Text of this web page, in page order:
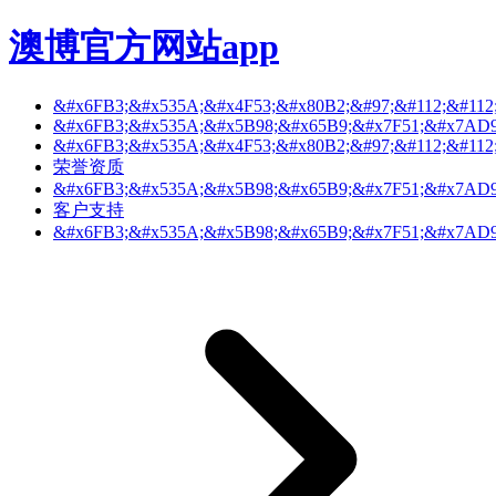
澳博官方网站app
荣誉资质
客户支持